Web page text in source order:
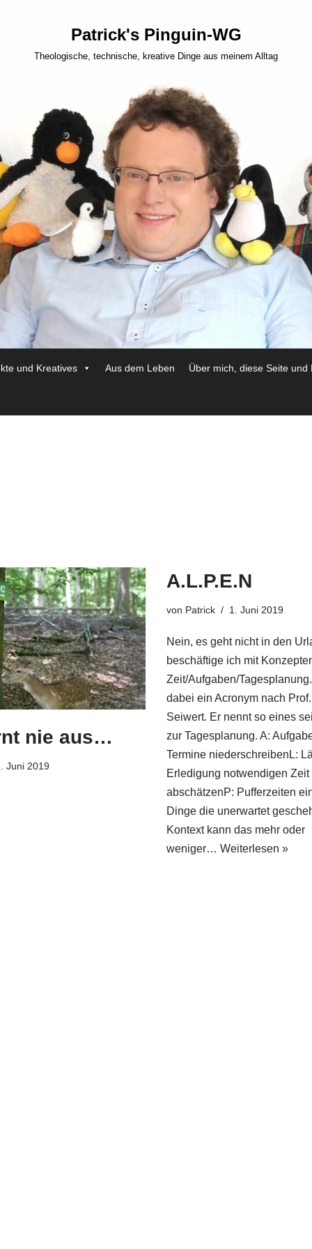
Patrick's Pinguin-WG
Theologische, technische, kreative Dinge aus meinem Alltag
und Kreatives Aus dem Leben Über mich, diese Seite und
nie aus…
Juni 2019
A.L.P.E.N
von Patrick 1. Juni 2019
Nein, es geht nicht in den
beschäftige ich mit
Zeit/Aufgaben/
dabei ein Acronym nach
Seiwert. Er nennt so eines
zur Tagesplanung. A:
Termine niederschreibenL:
Erledigung notwendigen
abschätzenP: Pufferzeiten
Dinge die unerwartet
Kontext kann das mehr oder
weniger… Weiterlesen »